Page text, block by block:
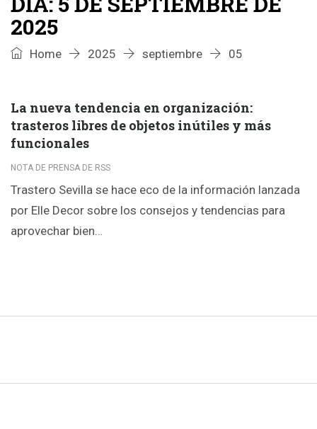
2025
Home 2025 septiembre 05
La nueva tendencia en organización:
trasteros libres de objetos inútiles y más
funcionales
NOTA DE PRENSA DE RSS
Trastero Sevilla se hace eco de la información lanzada
por Elle Decor sobre los consejos y tendencias para
aprovechar bien…